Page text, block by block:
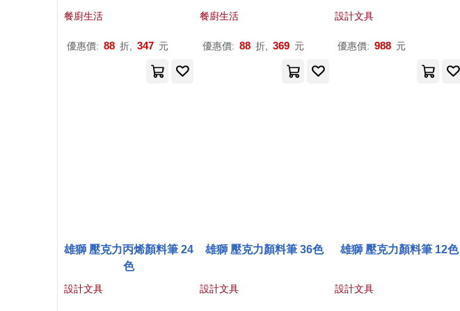
咖啡杯 - 320ml - 320ml
餐廚生活
優惠價: 88 折, 347 元
杯 - 350ml - 350ml
餐廚生活
優惠價: 88 折, 369 元
設計文具
優惠價: 988 元
雄獅 壓克力丙烯顏料筆 24
色
設計文具
雄獅 壓克力顏料筆 36色
設計文具
雄獅 壓克力顏料筆 12色
設計文具